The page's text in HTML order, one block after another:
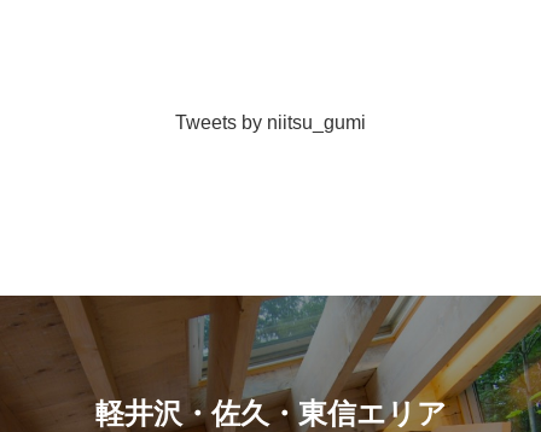
Tweets by niitsu_gumi
軽井沢・佐久・東信エリア